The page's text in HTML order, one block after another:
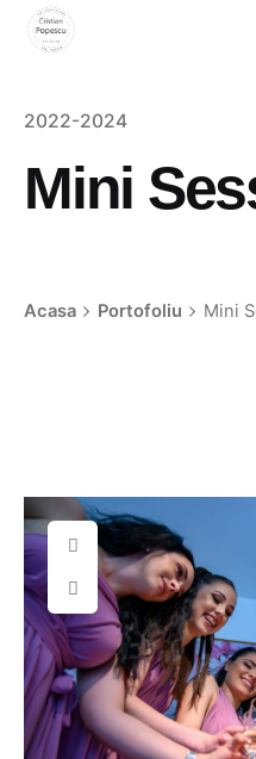
Skip
2022-2024
Mini
Acasa Portofoliu Mini